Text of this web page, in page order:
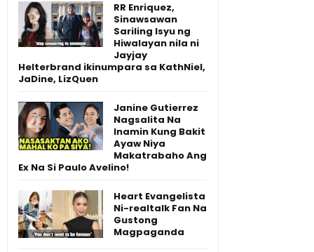
RR Enriquez,
Sinawsawan
Sariling Isyu ng
Hiwalayan nila ni
Jayjay
Helterbrand ikinumpara sa KathNiel,
JaDine, LizQuen
Janine Gutierrez
Nagsalita Na
Inamin Kung Bakit
Ayaw Niya
Makatrabaho Ang
Ex Na Si Paulo Avelino!
Heart Evangelista
Ni-realtalk Fan Na
Gustong
Magpaganda